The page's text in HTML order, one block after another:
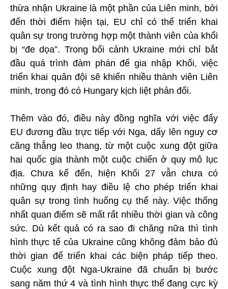
thừa nhận Ukraine là một phần của Liên minh, bởi
đến thời điểm hiện tại, EU chỉ có thể triển khai
quân sự trong trường hợp một thành viên của khối
bị “đe dọa”. Trong bối cảnh Ukraine mới chỉ bắt
đầu quá trình đàm phán để gia nhập Khối, việc
triển khai quân đội sẽ khiến nhiều thành viên Liên
minh, trong đó có Hungary kịch liệt phản đối.
Thêm vào đó, điều này đồng nghĩa với việc đẩy
EU đương đầu trực tiếp với Nga, dấy lên nguy cơ
căng thẳng leo thang, từ một cuộc xung đột giữa
hai quốc gia thành một cuộc chiến ở quy mô lục
địa. Chưa kể đến, hiện Khối 27 vẫn chưa có
những quy định hay điều lệ cho phép triển khai
quân sự trong tình huống cụ thể này. Việc thống
nhất quan điểm sẽ mất rất nhiều thời gian và công
sức. Dù kết quả có ra sao đi chăng nữa thì tình
hình thực tế của Ukraine cũng không đảm bảo đủ
thời gian để triển khai các biện pháp tiếp theo.
Cuộc xung đột Nga-Ukraine đã chuẩn bị bước
sang năm thứ 4 và tình hình thực thế đang cực kỳ